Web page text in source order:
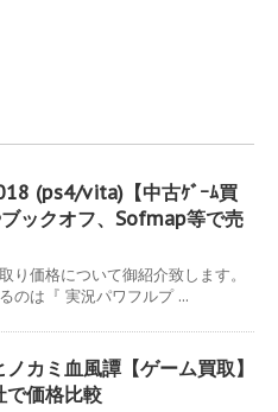
(ps4/vita)【中古ｹﾞｰﾑ買
ックオフ、Sofmap等で売
り価格について御紹介致します。
のは『 実況パワフルプ ...
カミ血風譚【ゲーム買取】
で価格比較